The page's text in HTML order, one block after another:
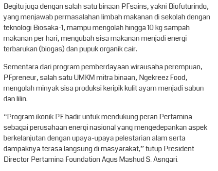
Begitu juga dengan salah satu binaan PFsains, yakni Biofuturindo,
yang menjawab permasalahan limbah makanan di sekolah dengan
teknologi Biosaka-1, mampu mengolah hingga 10 kg sampah
makanan per hari, mengubah sisa makanan menjadi energi
terbarukan (biogas) dan pupuk organik cair.
Sementara dari program pemberdayaan wirausaha perempuan,
PFpreneur, salah satu UMKM mitra binaan, Ngekreez Food,
mengolah minyak sisa produksi keripik kulit ayam menjadi sabun
dan lilin.
“Program ikonik PF hadir untuk mendukung peran Pertamina
sebagai perusahaan energi nasional yang mengedepankan aspek
berkelanjutan dengan upaya-upaya pelestarian alam serta
dampaknya terasa langsung di masyarakat,” tutup President
Director Pertamina Foundation Agus Mashud S. Asngari.